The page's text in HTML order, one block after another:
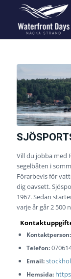
Vill du jobba med
segelbåten i
Förarbevis för
dig oavsett.
1967. Sedan
varje år går 2 500
Kontaktperson:
Telefon:
Email:
Hemsida: